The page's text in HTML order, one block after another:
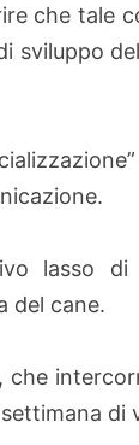
che tale
sviluppo
lasso di
del cane.
che
di